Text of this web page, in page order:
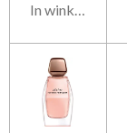
In winkelwagen